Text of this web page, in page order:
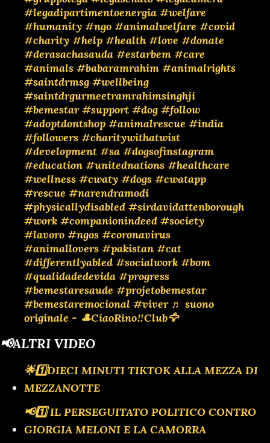
#legadipartimentoenergia #welfare
#humanity #ngo #animalwelfare #covid
#charity #help #health #love #donate
#derasachasauda #estarbem #care
#animals #babaramrahim #animalrights
#saintdrmsg #wellbeing
#saintdrgurmeetramrahimsinghji
#bemestar #support #dog #follow
#adoptdontshop #animalrescue #india
#followers #charitywithatwist
#development #sa #dogsofinstagram
#education #unitednations #healthcare
#wellness #cwaty #dogs #cwatapp
#rescue #narendramodi
#physicallydisabled #sirdavidattenborough
#work #companionindeed #society
#lavoro #ngos #coronavirus
#animallovers #pakistan #cat
#differentlyabled #socialwork #bom
#qualidadedevida #progress
#bemestaresaude #projetobemestar
#bemestaremocional #viver ♬ suono
originale - 🎩CiaoRino‼️Club🦅
📢ALTRI VIDEO
🌟1️⃣DIECI MINUTI TIKTOK ALLA MEZZA DI
MEZZANOTTE
📢1️⃣ IL PERSEGUITATO POLITICO CONTRO
GIORGIA MELONI E LA CAMORRA